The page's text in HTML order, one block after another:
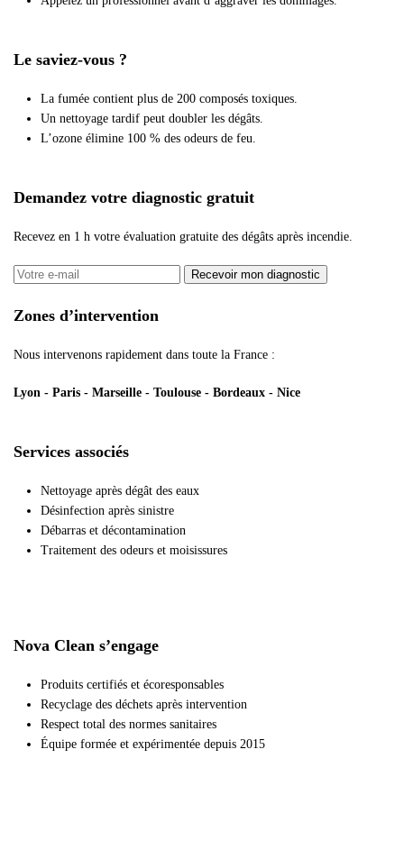
Le saviez-vous ?
La fumée contient plus de 200 composés toxiques.
Un nettoyage tardif peut doubler les dégâts.
L’ozone élimine 100 % des odeurs de feu.
Demandez votre diagnostic gratuit
Recevez en 1 h votre évaluation gratuite des dégâts après incendie.
Recevoir mon diagnostic
Zones d’intervention
Nous intervenons rapidement dans toute la France :
Lyon - Paris - Marseille - Toulouse - Bordeaux - Nice
Services associés
Nettoyage après dégât des eaux
Désinfection après sinistre
Débarras et décontamination
Traitement des odeurs et moisissures
Nova Clean s’engage
Produits certifiés et écoresponsables
Recyclage des déchets après intervention
Respect total des normes sanitaires
Équipe formée et expérimentée depuis 2015